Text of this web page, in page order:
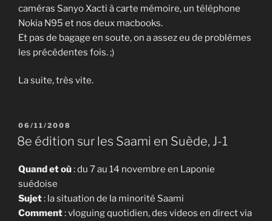
caméras Sanyo Xacti à carte mémoire, un téléphone
Nokia N95 et nos deux macbooks.
Et pas de bagage en soute, on a assez eu de problèmes
les précédentes fois. ;)
La suite, très vite.
PUBLIÉ
LE
06/11/2008
8e édition sur les Saami en Suède, J-1
Quand et où: du 7 au 14 novembre en Laponie
suédoise
Sujet: la situation de la minorité Saami
Comment: vloguing quotidien, des videos en direct via